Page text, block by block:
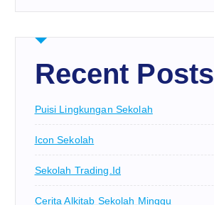
Recent Posts
Puisi Lingkungan Sekolah
Icon Sekolah
Sekolah Trading.id
Cerita Alkitab Sekolah Minggu